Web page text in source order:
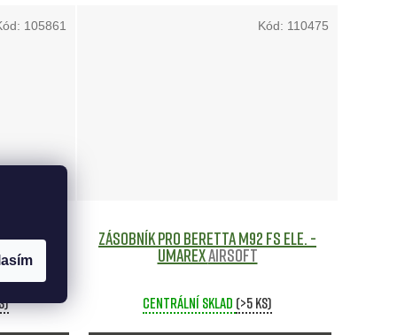
Airsoft
105861
Zásobník pro Beretta M92 FS ele. -
UmarexAirsoft
Centrální sklad (>5 ks)
Kód: 110475